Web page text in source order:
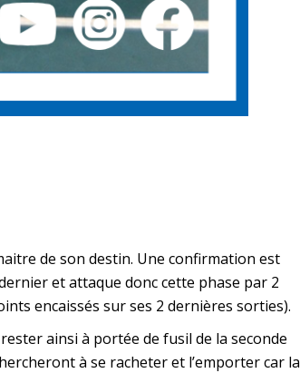
de son destin. Une confirmation est
et attaque donc cette phase par 2
encaissés sur ses 2 dernières sorties).
ainsi à portée de fusil de la seconde
à se racheter et l’emporter car la